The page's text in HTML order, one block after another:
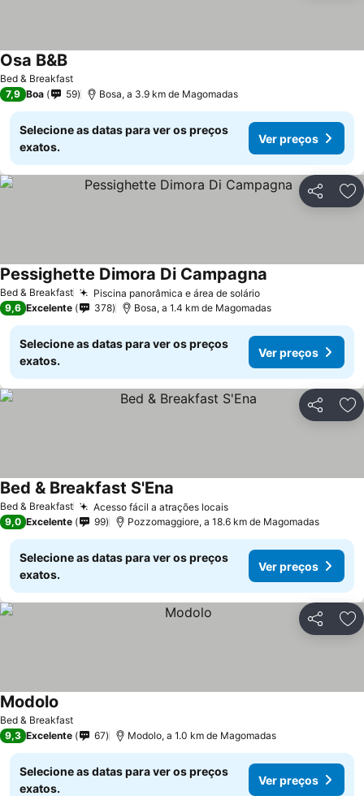
Bed & Breakfast
Osa B&B
7,9 Boa 59 Bosa, a 3.9 km de Magomadas
Selecione as datas para ver os preços
exatos.
Ver preços
Partilhar
Bed & Breakfast Piscina panorâmica e área de solário
Pessighette Dimora Di Campagna
9,6 Excelente 378 Bosa, a 1.4 km de Magomadas
Selecione as datas para ver os preços
exatos.
Ver preços
Partilhar
Bed & Breakfast Acesso fácil a atrações locais
Bed & Breakfast S'Ena
9,0 Excelente 99 Pozzomaggiore, a 18.6 km de Magomadas
Selecione as datas para ver os preços
exatos.
Ver preços
Partilhar
Bed & Breakfast
Modolo
9,3 Excelente 67 Modolo, a 1.0 km de Magomadas
Selecione as datas para ver os preços
exatos.
Ver preços